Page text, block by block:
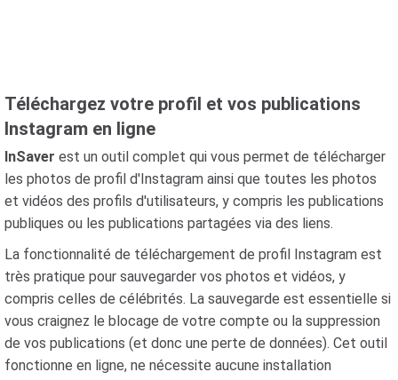
Téléchargez votre profil et vos publications
Instagram en ligne
InSaver est un outil complet qui vous permet de télécharger
les photos de profil d'Instagram ainsi que toutes les photos
et vidéos des profils d'utilisateurs, y compris les publications
publiques ou les publications partagées via des liens.
La fonctionnalité de téléchargement de profil Instagram est
très pratique pour sauvegarder vos photos et vidéos, y
compris celles de célébrités. La sauvegarde est essentielle si
vous craignez le blocage de votre compte ou la suppression
de vos publications (et donc une perte de données). Cet outil
fonctionne en ligne, ne nécessite aucune installation